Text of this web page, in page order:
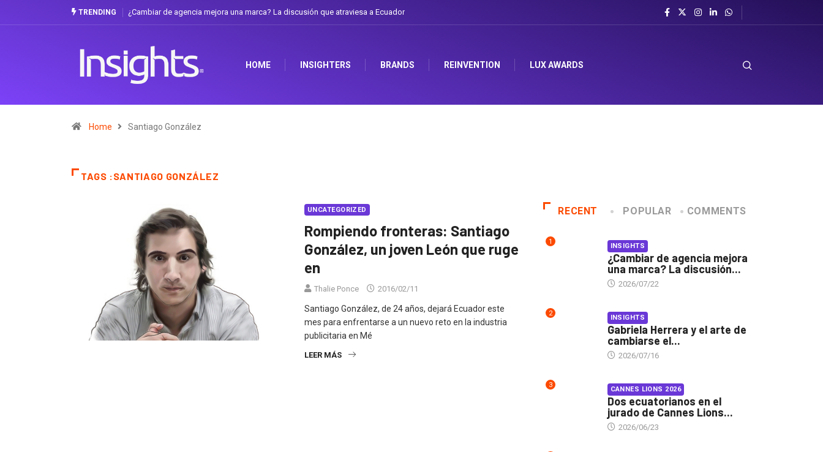
TRENDING ¿Cambiar de agencia mejora una marca? La discusión que atraviesa a Ecuador
HOME INSIGHTERS BRANDS REINVENTION LUX AWARDS
Home Santiago González
TAGS :SANTIAGO GONZÁLEZ
UNCATEGORIZED
Rompiendo fronteras: Santiago
González, un joven León que ruge
en
Thalie Ponce 2016/02/11
Santiago González, de 24 años, dejará Ecuador este
mes para enfrentarse a un nuevo reto en la industria
publicitaria en Mé
LEER MÁS
RECENT POPULAR COMMENTS
1 INSIGHTS
¿Cambiar de agencia mejora
una marca? La discusión...
2026/07/22
2 INSIGHTS
Gabriela Herrera y el arte de
cambiarse el...
2026/07/16
3 CANNES LIONS 2026
Dos ecuatorianos en el
jurado de Cannes Lions...
2026/06/23